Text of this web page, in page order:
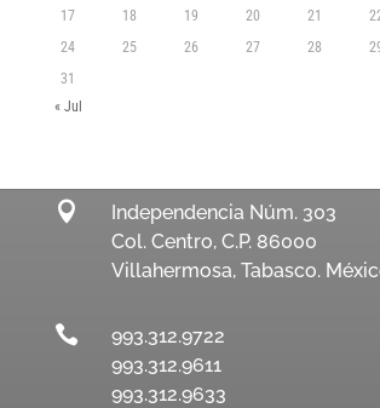
17
18 19 20 21
24
25 26 27 28
31
« Jul

Independencia Núm. 303
Col. Centro, C.P. 86000
Villahermosa, Tabasco.

993.312.9722
993.312.9611
993.312.9633